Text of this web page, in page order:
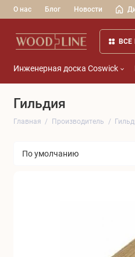
О нас Блог Новости
ВСЕ
Инженерная доска Coswick
Гильдия
Главная Производитель